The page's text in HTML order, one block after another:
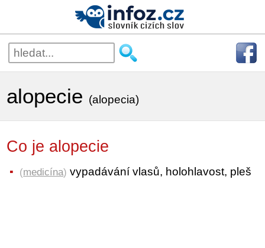
alopecie (alopecia)
Co je alopecie
(medicína) vypadávání vlasů, holohlavost, pleš